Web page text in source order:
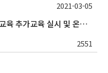
2021년 1학기 안전환경 신규교육 추가교육 실시 및 온라인(강좌)교육 수강기간 연장 안내
2551
2021-03-05